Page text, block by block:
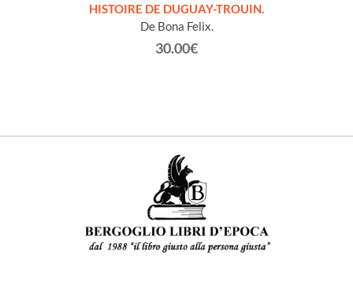
HISTOIRE DE DUGUAY-TROUIN.
De Bona Felix.
30.00€